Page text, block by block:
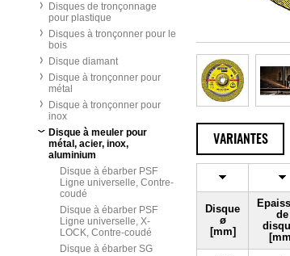
Disques de tronçonnage
pour plastique
Disques à tronçonner pour le
bois
Disque diamant
Disque à tronçonner pour
métal
Disque à tronçonner pour
inox
Disque à meuler pour
métal, acier, inox,
aluminium
Disque à ébarber PSF
Ligne universelle, Contre-
coudé
Disque à ébarber PSF
Ligne universelle, X-
LOCK, Contre-coudé
Disque à ébarber SG
VARIANTES
Disque
ø
[mm]
de